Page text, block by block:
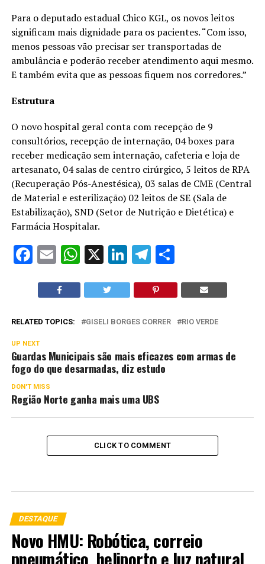
Para o deputado estadual Chico KGL, os novos leitos
significam mais dignidade para os pacientes. “Com isso,
menos pessoas vão precisar ser transportadas de
ambulância e poderão receber atendimento aqui mesmo.
E também evita que as pessoas fiquem nos corredores.”
Estrutura
O novo hospital geral conta com recepção de 9
consultórios, recepção de internação, 04 boxes para
receber medicação sem internação, cafeteria e loja de
artesanato, 04 salas de centro cirúrgico, 5 leitos de RPA
(Recuperação Pós-Anestésica), 03 salas de CME (Central
de Material e esterilização) 02 leitos de SE (Sala de
Estabilização), SND (Setor de Nutrição e Dietética) e
Farmácia Hospitalar.
Facebook
EmailWhatsApp
X LinkedIn
Telegram
Share
RELATED TOPICS: GISELI BORGES CORRER RIO VERDE
UP NEXT
Guardas Municipais são mais eficazes com armas de
fogo do que desarmadas, diz estudo
DON'T MISS
Região Norte ganha mais uma UBS
CLICK TO COMMENT
DESTAQUE
Novo HMU: Robótica, correio
pneumático, heliporto e luz natural